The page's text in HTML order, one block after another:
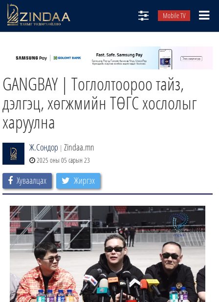
Mobile TV
ТВ8
ӨГЛӨӨНИЙ СОНИН
ЗИНДАА СЭТГҮҮЛ
GANGBAY | Тоглолтоороо тайз,
дэлгэц, хөгжмийн ТӨГС хослолыг
харуулна
Ж.Сондор | Zindaa.mn
2025 оны 05 сарын 23
Хуваалцах Жиргэх